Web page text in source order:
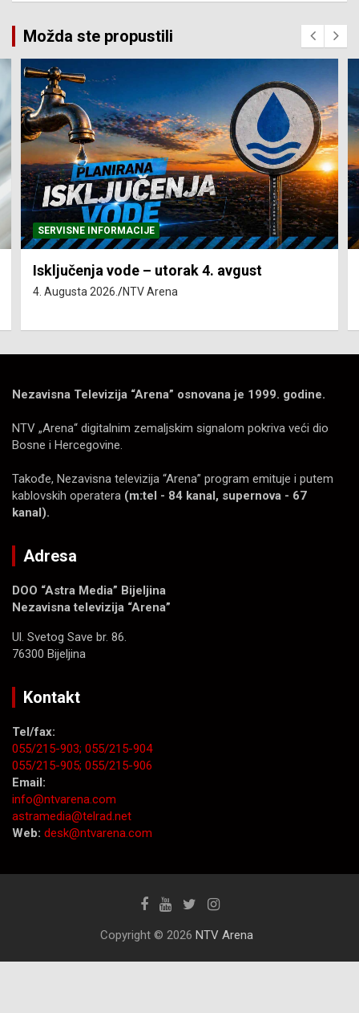
Možda ste propustili
SERVISNE INFORMACIJE
Isključenja vode – utorak 4. avgust
4. Augusta 2026. NTV Arena
Nezavisna Televizija “Arena” osnovana je 1999. godine.
NTV „Arena“ digitalnim zemaljskim signalom pokriva veći dio
Bosne i Hercegovine.
Takođe, Nezavisna televizija “Arena” program emituje i putem
kablovskih operatera (m:tel - 84 kanal, supernova - 67
kanal).
Adresa
DOO “Astra Media” Bijeljina
Nezavisna televizija “Arena”
Ul. Svetog Save br. 86.
76300 Bijeljina
Kontakt
Tel/fax:
055/215-903; 055/215-904
055/215-905; 055/215-906
Email:
info@ntvarena.com
astramedia@telrad.net
Web: desk@ntvarena.com
Copyright © 2026 NTV Arena